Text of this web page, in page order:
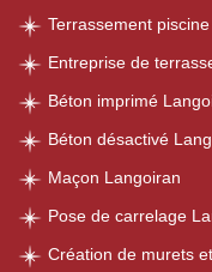
Terrassement
Entreprise de
Béton imprimé
Béton désactivé
Maçon Langoiran
Pose de carrelage
Création de murets